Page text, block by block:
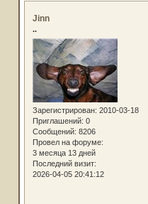
Jinn
..
Зарегистрирован: 2010-03-18
Приглашений: 0
Сообщений: 8206
Провел на форуме:
3 месяца 13 дней
Последний визит:
2026-04-05 20:41:12